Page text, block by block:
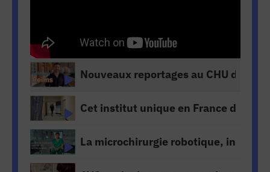
Nouveaux reportages au CHU de
Cet institut unique en France
La microchirurgie robotique,